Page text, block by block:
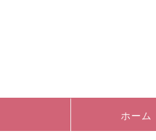
ホーム